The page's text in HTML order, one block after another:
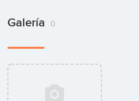
Galería 0